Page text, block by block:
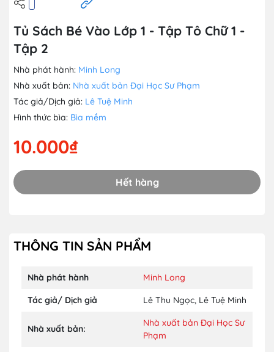
Tủ Sách Bé Vào Lớp 1 - Tập Tô Chữ 1 -
Tập 2
Nhà phát hành: Minh Long
Nhà xuất bản: Nhà xuất bản Đại Học Sư Phạm
Tác giả/Dịch giả: Lê Tuệ Minh
Hình thức bìa: Bìa mềm
10.000₫
Hết hàng
THÔNG TIN SẢN PHẨM
Nhà phát hành Minh Long
Tác giả/ Dịch giả Lê Thu Ngọc, Lê Tuệ Minh
Nhà xuất bản:
Nhà xuất bản Đại Học Sư
Phạm